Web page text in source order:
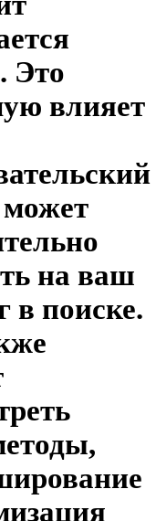
Это
влияет
на ваш
в поиске.